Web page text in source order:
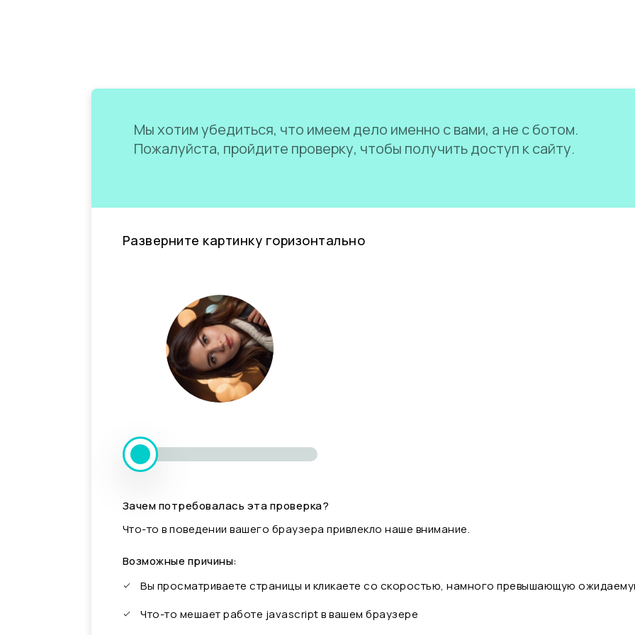
Мы хотим убедиться, что имеем дело именно с вами, а не с ботом.
Пожалуйста, пройдите проверку, чтобы получить доступ к сайту.
Разверните картинку горизонтально
Зачем потребовалась эта проверка?
Что-то в поведении вашего браузера привлекло наше внимание.
Возможные причины:
Вы просматриваете страницы и кликаете со скоростью, намного превышающую
Что-то мешает работе javascript в вашем браузере